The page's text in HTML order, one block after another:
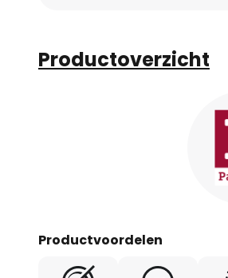
Productoverzicht
Productvoordelen